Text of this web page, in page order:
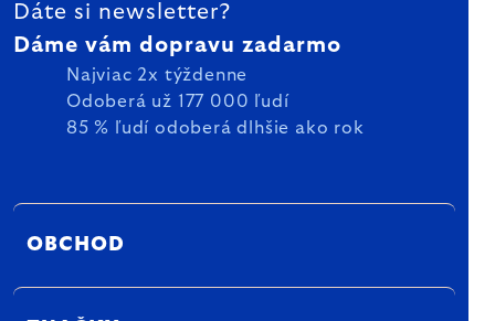
Dáte si newsletter?
Dáme vám dopravu zadarmo
Najviac 2x týždenne
Odoberá už 177 000 ľudí
85 % ľudí odoberá dlhšie ako rok
OBCHOD